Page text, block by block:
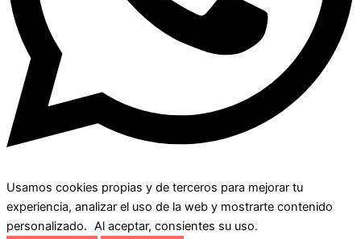
Usamos cookies propias y de terceros para mejorar tu
experiencia, analizar el uso de la web y mostrarte contenido
personalizado. Al aceptar, consientes su uso.